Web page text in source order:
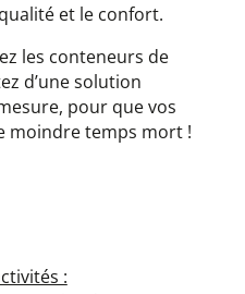
et le confort.
les conteneurs de
d’une solution
pour que vos
moindre temps mort !
: